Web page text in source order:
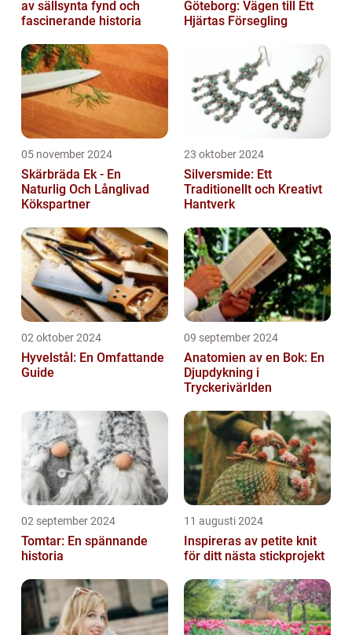
av sällsynta fynd och
fascinerande historia
Göteborg: Vägen till Ett
Hjärtas Försegling
05 november 2024
Skärbräda Ek - En
Naturlig Och Långlivad
Kökspartner
23 oktober 2024
Silversmide: Ett
Traditionellt och Kreativt
Hantverk
02 oktober 2024
Hyvelstål: En Omfattande
Guide
09 september 2024
Anatomien av en Bok: En
Djupdykning i
Tryckerivärlden
02 september 2024
Tomtar: En spännande
historia
11 augusti 2024
Inspireras av petite knit
för ditt nästa stickprojekt